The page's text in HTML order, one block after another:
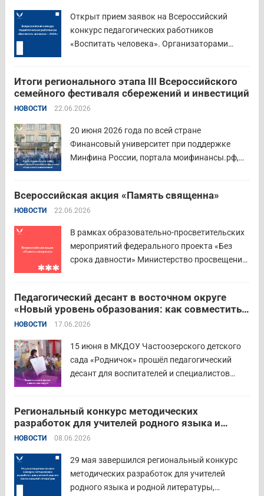
Открыт прием заявок на Всероссийский
конкурс педагогических работников
«Воспитать человека». Организаторами
Институт изучения детства, семьи и
воспитания и Российский детско-юношеский
центр. Прием заявок пройдет до 26 июля
включительно. Участниками конкурса могут
стать педагоги детских...
Итоги регионального этапа III Всероссийского
семейного фестиваля сбережений и инвестиций
НОВОСТИ 22.06.2026
20 июня 2026 года по всей стране
Финансовый университет при поддержке
Минфина России, портала моифинансы.рф,
семейного фестиваля сбережений и
инвестиций. В Курганской области
филиал Финуниверситета. 16 семей-
победителей... Читать дальше
Всероссийская акция «Память священна»
НОВОСТИ 22.06.2026
В рамках образовательно-просветительских
мероприятий федерального проекта «Без
срока давности» Министерство просвещения
проводят всероссийскую акцию «Память
священна». 22 июня 2026 года Россия
отмечает 85-ю годовщину начала Великой
Отечественной войны. Просим на страницах
школ в...
Педагогический десант в восточном округе
«Новый уровень образования: как совместить
качество и эффективность»
НОВОСТИ 17.06.2026
15 июня в МКДОУ Частоозерского детского
сада «Родничок» прошёл педагогический
десант для воспитателей и специалистов
педагогов восточного округа для повышения
профессиональных компетенций и
знакомства с актуальными подходами к
работе с детьми....
Региональный конкурс методических
разработок для учителей родного языка и
родной литературы
НОВОСТИ 08.06.2026
29 мая завершился региональный конкурс
методических разработок для учителей
родного языка и родной литературы,